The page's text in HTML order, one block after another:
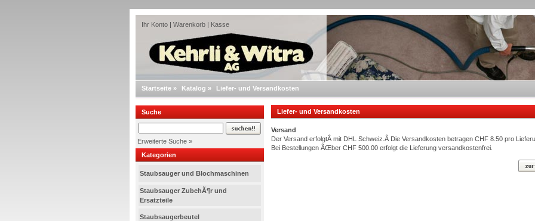
Ihr Konto | Warenkorb | Kasse
Startseite » Katalog » Liefer- und Versandkosten
Suche
Erweiterte Suche »
Kategorien
Staubsauger und Blochmaschinen
Staubsauger ZubehÃ¶r und
Ersatzteile
Staubsaugerbeutel
Liefer- und Versandkosten
Versand
Der Versand erfolgtÂ mit DHL Schweiz.Â Die Versandkosten betragen CHF 8.50 pro
Bei Bestellungen ÃŒber CHF 500.00 erfolgt die Lieferung versandkostenfrei.